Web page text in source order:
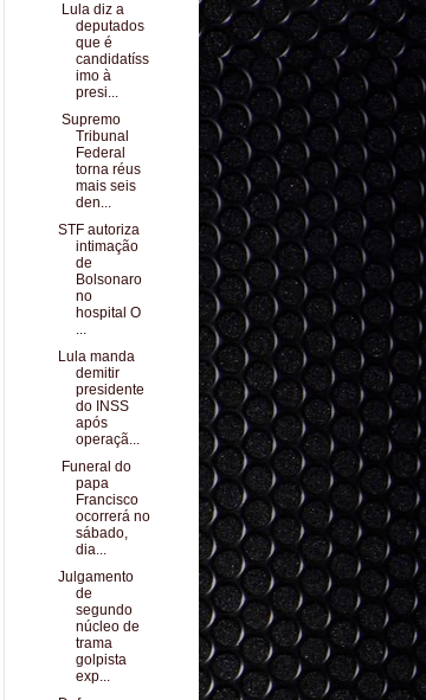
Lula diz a
deputados
que é
candidatíss
imo à
presi...
Supremo
Tribunal
Federal
torna réus
mais seis
den...
STF autoriza
intimação
de
Bolsonaro
no
hospital O
...
Lula manda
demitir
presidente
do INSS
após
operaçã...
Funeral do
papa
Francisco
ocorrerá no
sábado,
dia...
Julgamento
de
segundo
núcleo de
trama
golpista
exp...